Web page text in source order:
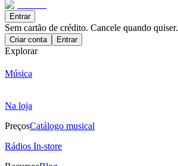
Entrar
Sem cartão de crédito. Cancele quando quiser.
Criar conta Entrar
Explorar
Música
Na loja
PreçosCatálogo musical
Rádios In-store